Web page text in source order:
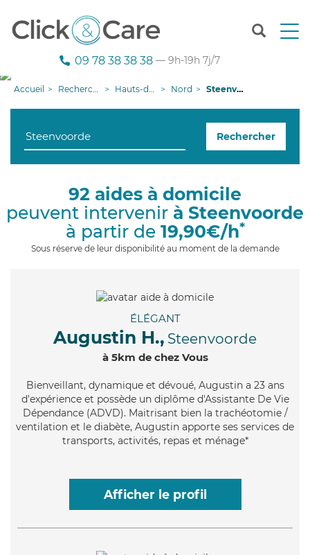
T
n
g
i
09 78 38 38 38 — 9h-19h 7j/7
Accueil Recherche aide à domicile Hauts-de-France Nord Steenvoorde
Rechercher
92 aides à domicile
peuvent intervenir à Steenvoorde
à partir de 19,90€/h*
Sous réserve de leur disponibilité au moment de la demande
ÉLÉGANT
Augustin H., Steenvoorde
à 5km de chez Vous
Bienveillant, dynamique et dévoué, Augustin a 23 ans
d'expérience et possède un diplôme d'Assistante De Vie
Dépendance (ADVD). Maitrisant bien la trachéotomie /
ventilation et le diabète, Augustin apporte ses services de
transports, activités, repas et ménage*
Afficher le profil